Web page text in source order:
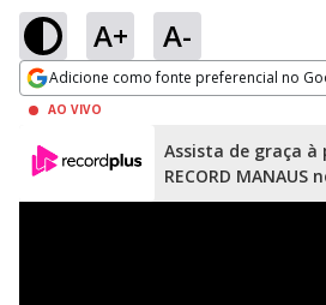
A+ A-
Adicione como fonte preferencial no
Opens in new window
AO VIVO
Assista de graça
RECORD MANAUS